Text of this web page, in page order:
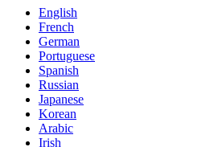
English
French
German
Portuguese
Spanish
Russian
Japanese
Korean
Arabic
Irish